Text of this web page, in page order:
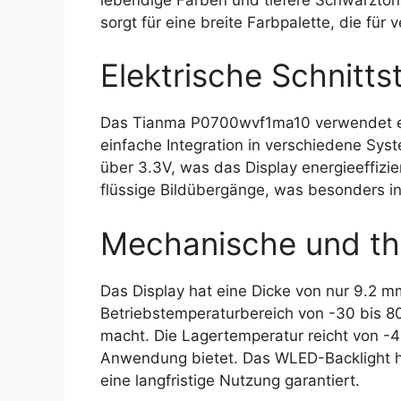
sorgt für eine breite Farbpalette, die für
Elektrische
Das Tianma P0700wvf1ma10
einfache Integration in verschiedene
über 3.3V, was das Display
flüssige Bildübergänge, was besonders
Mechanische und
Das Display hat eine Dicke von nur 9.2
Betriebstemperaturbereich von -30 bis
macht. Die Lagertemperatur reicht von
Anwendung bietet. Das WLED-
eine langfristige Nutzung garantiert.